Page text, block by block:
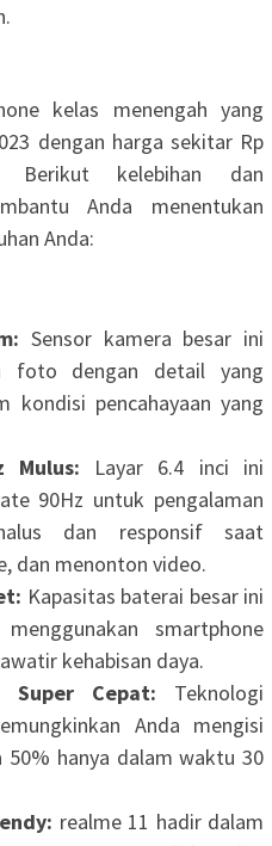
kelas menengah yang
dengan harga sekitar Rp
Berikut kelebihan dan
Anda menentukan
Anda:
Sensor kamera besar ini
foto dengan detail yang
kondisi pencahayaan yang
Mulus: Layar 6.4 inci ini
90Hz untuk pengalaman
dan responsif saat
dan menonton video.
Kapasitas baterai besar ini
smartphone
kehabisan daya.
Super Cepat: Teknologi
Anda mengisi
hanya dalam waktu 30
realme 11 hadir dalam